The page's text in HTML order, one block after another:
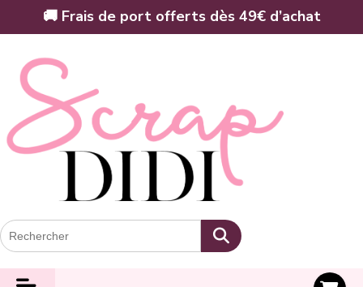
🚚 Frais de port offerts dès 49€ d’achat